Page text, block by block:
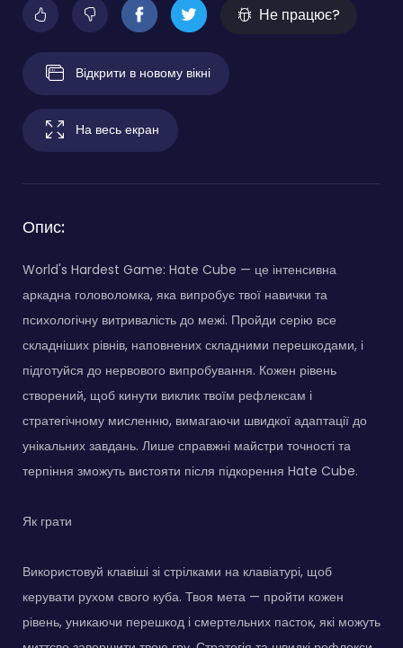
Не працює?
Відкрити в новому вікні
На весь екран
Опис:
World's Hardest Game: Hate Cube — це інтенсивна
аркадна головоломка, яка випробує твої навички та
психологічну витривалість до межі. Пройди серію все
складніших рівнів, наповнених складними перешкодами, і
підготуйся до нервового випробування. Кожен рівень
створений, щоб кинути виклик твоїм рефлексам і
стратегічному мисленню, вимагаючи швидкої адаптації до
унікальних завдань. Лише справжні майстри точності та
терпіння зможуть вистояти після підкорення Hate Cube.
Як грати
Використовуй клавіші зі стрілками на клавіатурі, щоб
керувати рухом свого куба. Твоя мета — пройти кожен
рівень, уникаючи перешкод і смертельних пасток, які можуть